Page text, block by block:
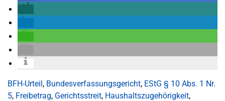
BFH-Urteil, Bundesverfassungsgericht, EStG § 10 Abs. 1 Nr.
5, Freibetrag, Gerichtsstreit, Haushaltszugehörigkeit,